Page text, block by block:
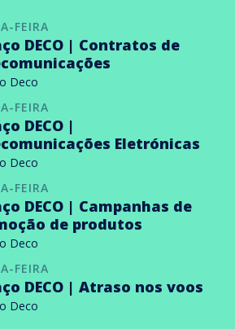
FEIRA
DECO | Contratos de
Deco
FEIRA
DECO |
Eletrónicas
Deco
FEIRA
DECO | Campanhas de
de produtos
Deco
FEIRA
DECO | Atraso nos voos
Deco